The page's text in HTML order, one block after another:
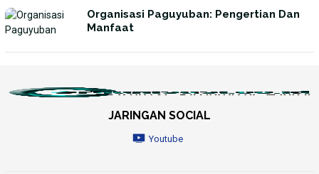
Organisasi Paguyuban: Pengertian Dan
Manfaat
JARINGAN SOCIAL
Youtube